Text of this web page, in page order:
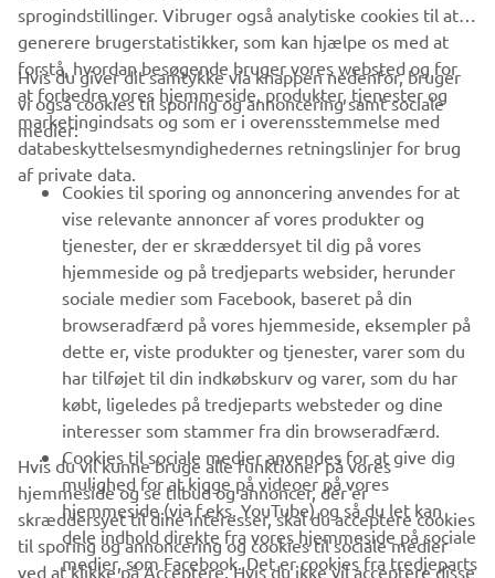
VIRKSOMHED
B2B
MERE YAMAHA
SUPPORT
NYHEDSBREV
Vær den første til at få besked om de seneste tilbud, særlige
arrangementer, nye udgivelser og meget mere.
TILMELD DIG
sprogindstillinger. Vibruger også analytiske cookies til at
generere brugerstatistikker, som kan hjælpe os med at
forstå, hvordan besøgende bruger vores websted og for
at forbedre vores hjemmeside, produkter, tjenester og
marketingindsats og som er i overensstemmelse med
databeskyttelsesmyndighedernes retningslinjer for brug
af private data.
Hvis du giver dit samtykke via knappen nedenfor, bruger
vi også cookies til sporing og annoncering samt sociale
medier:
Cookies til sporing og annoncering anvendes for at
vise relevante annoncer af vores produkter og
tjenester, der er skræddersyet til dig på vores
hjemmeside og på tredjeparts websider, herunder
sociale medier som Facebook, baseret på din
browseradfærd på vores hjemmeside, eksempler på
dette er, viste produkter og tjenester, varer som du
har tilføjet til din indkøbskurv og varer, som du har
købt, ligeledes på tredjeparts websteder og dine
interesser som stammer fra din browseradfærd.
Cookies til sociale medier anvendes for at give dig
mulighed for at kigge på videoer på vores
hjemmeside (via f.eks. YouTube) og så du let kan
dele indhold direkte fra vores hjemmeside på sociale
medier, som Facebook. Det er cookies fra tredjeparts
Hvis du vil kunne bruge alle funktioner på vores
hjemmeside og se tilbud og annoncer, der er
skræddersyet til dine interesser, skal du acceptere cookies
til sporing og annoncering og cookies til sociale medier
ved at klikke på Acceptere. Hvis du ikke vil acceptere disse